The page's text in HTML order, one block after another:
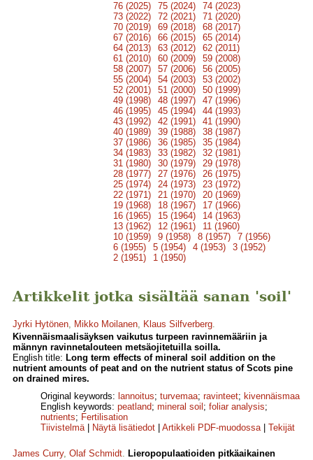
76 (2025) 75 (2024)
74 (2023)
73 (2022)
72 (2021)
71 (2020)
70 (2019)
69 (2018)
68 (2017)
67 (2016)
66 (2015)
65 (2014)
64 (2013)
63 (2012)
62 (2011)
61 (2010)
60 (2009)
59 (2008)
58 (2007)
57 (2006)
56 (2005)
55 (2004)
54 (2003)
53 (2002)
52 (2001)
51 (2000)
50 (1999)
49 (1998)
48 (1997)
47 (1996)
46 (1995)
45 (1994)
44 (1993)
43 (1992)
42 (1991)
41 (1990)
40 (1989)
39 (1988)
38 (1987)
37 (1986)
36 (1985)
35 (1984)
34 (1983)
33 (1982)
32 (1981)
31 (1980)
30 (1979)
29 (1978)
28 (1977)
27 (1976)
26 (1975)
25 (1974)
24 (1973)
23 (1972)
22 (1971)
21 (1970)
20 (1969)
19 (1968)
18 (1967)
17 (1966)
16 (1965)
15 (1964)
14 (1963)
13 (1962)
12 (1961)
11 (1960)
10 (1959)
9 (1958) 8 (1957)
7 (1956)
6 (1955)
5 (1954) 4 (1953)
3 (1952)
2 (1951)
1 (1950)
Artikkelit jotka sisältää sanan 'soil'
Jyrki Hytönen, Mikko Moilanen, Klaus Silfverberg.
Kivennäismaalisäyksen vaikutus turpeen ravinnemääriin ja
männyn ravinnetalouteen metsäojitetuilla soilla.
English title: Long term effects of mineral soil addition on the
nutrient amounts of peat and on the nutrient status of Scots pine
on drained mires.
Original keywords: lannoitus; turvemaa; ravinteet; kivennäismaa
English keywords: peatland; mineral soil ; foliar analysis;
nutrients; Fertilisation
Tiivistelmä| Näytä lisätiedot Artikkeli PDF-muodossa| Tekijät
James Curry, Olaf Schmidt. Lieropopulaatioiden pitkäaikainen